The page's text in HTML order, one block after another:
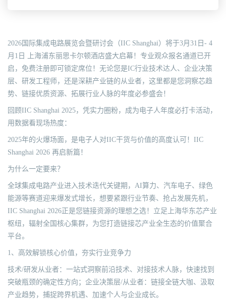
2026国际集成电路展览会暨研讨会（IIC Shanghai）将于3月31日- 4
月1日 上海浦东丽思卡尔顿酒店盛大启幕！专业观众报名通道已开
启，免费注册即可锁定席位！无论您是IC行业技术达人、企业决策
层、研发工程师，还是深耕产业链的从业者，这里都是您洞察芯趋
势、链接优质资源、拓展行业人脉的年度必参盛会！
回顾IIC Shanghai 2025，凭实力圈粉，成为电子人年度必打卡活动，
用数据看现场热度：
2025年的火爆场面，是电子人对IIC干货与价值的高度认可！IIC
Shanghai 2026 再启新篇！
为什么一定要来？
全球集成电路产业进入技术迭代关键期，AI算力、汽车电子、绿色
能源等赛道迎来爆发式增长，想要紧跟行业节奏、抢占发展先机，
IIC Shanghai 2026正是您链接资源的理想之选！立足上海华东芯产业
枢纽，辐射全国核心集群，为您打造链接芯产业全生态的价值聚合
平台。
1、高效解锁核心价值，夯实行业竞争力
技术/研发从业者：一站式洞察前沿技术、对接技术人脉，快速找到
突破瓶颈的确定性方向；企业决策层/从业者：链接全链大咖、汲取
产业趋势，捕捉跨界机遇、加速个人与企业成长。